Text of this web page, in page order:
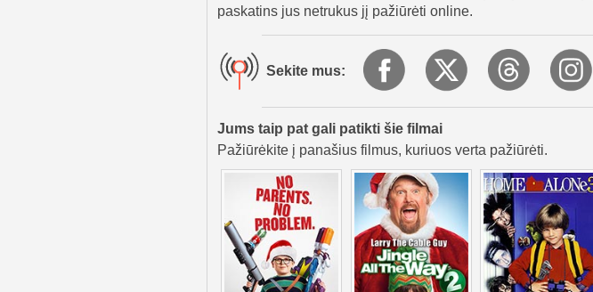
paskatins jus netrukus jį pažiūrėti online.
Sekite mus:
Jums taip pat gali patikti šie filmai
Pažiūrėkite į panašius filmus, kuriuos verta pažiūrėti.